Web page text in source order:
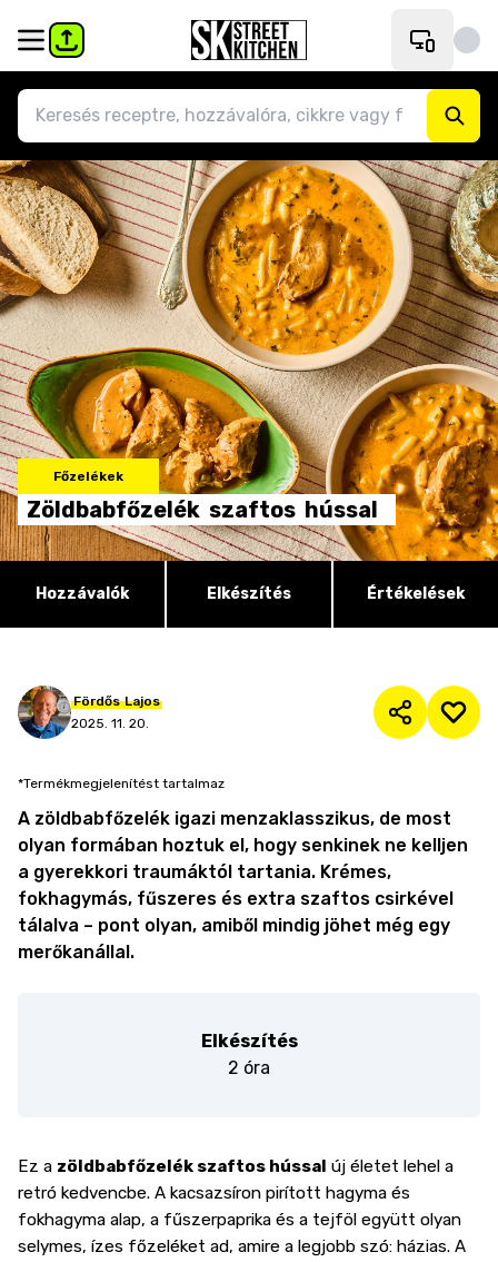
Főzelékek
Zöldbabfőzelék szaftos hússal
Hozzávalók Elkészítés Értékelések
Fördős Lajos
2025. 11. 20.
*Termékmegjelenítést tartalmaz
A zöldbabfőzelék igazi menzaklasszikus, de most
olyan formában hoztuk el, hogy senkinek ne kelljen
a gyerekkori traumáktól tartania. Krémes,
fokhagymás, fűszeres és extra szaftos csirkével
tálalva – pont olyan, amiből mindig jöhet még egy
merőkanállal.
Elkészítés
2 óra
Ez a zöldbabfőzelék szaftos hússal új életet lehel a
retró kedvencbe. A kacsazsíron pirított hagyma és
fokhagyma alap, a fűszerpaprika és a tejföl együtt olyan
selymes, ízes főzeléket ad, amire a legjobb szó: házias. A